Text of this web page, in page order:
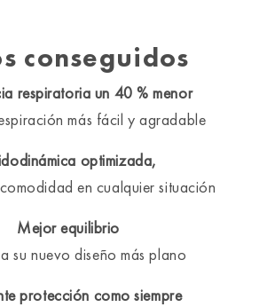
conseguidos
respiratoria un 40 % menor
más fácil y agradable
optimizada,
en cualquier situación
Mejor equilibrio
su nuevo diseño más plano
protección como siempre